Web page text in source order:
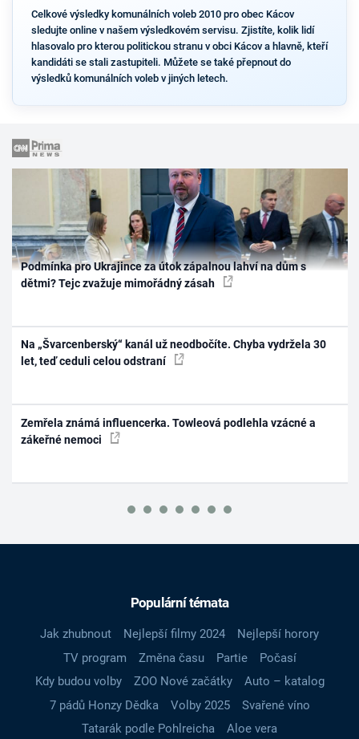
Celkové výsledky komunálních voleb 2010 pro obec Kácov
sledujte online v našem výsledkovém servisu. Zjistíte, kolik lidí
hlasovalo pro kterou politickou stranu v obci Kácov a hlavně, kteří
kandidáti se stali zastupiteli. Můžete se také přepnout do
výsledků komunálních voleb v jiných letech.
Podmínka pro Ukrajince za útok zápalnou lahví na dům s
dětmi? Tejc zvažuje mimořádný zásah
Na „Švarcenberský“ kanál už neodbočíte. Chyba vydržela 30
let, teď ceduli celou odstraní
Zemřela známá influencerka. Towleová podlehla vzácné a
zákeřné nemoci
Populární témata
Jak zhubnout Nejlepší filmy 2024
Nejlepší horory
TV program
Změna času Partie
Počasí
Kdy budou volby
ZOO Nové začátky
Auto – katalog
7 pádů Honzy Dědka
Volby 2025
Svařené víno
Tatarák podle Pohlreicha
Aloe vera